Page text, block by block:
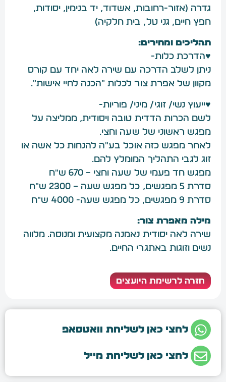
גדרה (אזור-רחובות, אשדוד, יד בנימין, יסודות,
חפץ חיים, גני טל, בית חלקיה)
תהליכים ומחירים:
♥הדרכת כלות-
ניתן לשלב הדרכה עם שירה לאה יחד עם קורס
מקוון של אפרת צור לכלות ״הכנה לחיי אישות״.
♥ייעוץ נשי/ זוגי/ מיני/ פוריות-
לשם הכרות הדדית טובה ויסודית, ממליצה על
מפגש ראשוני של שעה וחצי.
לאחר מפגש כזה אוכל בע"ה להנחות כל אשה או
זוג לגבי התהליך המומלץ להם.
מפגש חד פעמי של שעה וחצי – 670 ש"ח
סדרת 5 מפגשים, כל מפגש שעה – 2300 ש"ח
סדרת 9 מפגשים, כל מפגש שעה- 4000 ש"ח
מילה מאפרת צור:
שירה לאה יסודית נאמנה מקצועית ומנוסה. מלווה
נשים וזוגות באתגרי החיים.
חזרה לרשימת היועצים
לחצי כאן לשליחת וואטסאפ
לחצי כאן לשליחת מייל